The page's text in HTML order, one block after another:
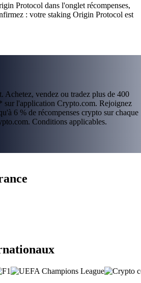
Protocol dans l'onglet récompenses,
: votre staking Origin Protocol est
Achetez, vendez ou tradez plus de 400
sur l'application Crypto.com. Rejoignez
6 % de récompenses crypto sur chaque
Conditions applicables.